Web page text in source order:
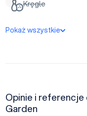
Kręgle
Pokaż wszystkie
Opinie i
Garden